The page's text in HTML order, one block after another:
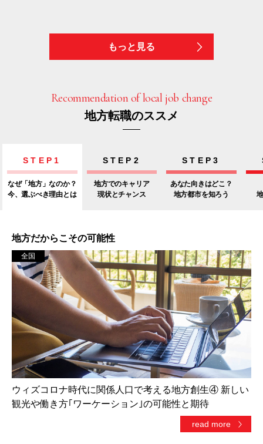
もっと見る
地方転職のススメ
Recommendation of local job change
STEP1
なぜ「地方」なのか？
今、選ぶべき理由とは
STEP2
地方でのキャリア
現状とチャンス
STEP3
あなた向きはどこ？
地方都市を知ろう
地方だからこその可能性
全国
ウィズコロナ時代に関係人口で考える地方創生④ 新しい
観光や働き方｢ワーケーション｣の可能性と期待
read more